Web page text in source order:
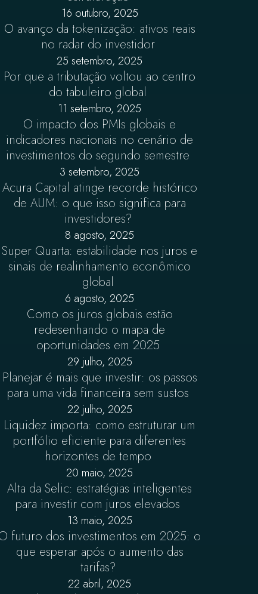
16 outubro, 2025
O avanço da tokenização: ativos reais
no radar do investidor
25 setembro, 2025
Por que a tributação voltou ao centro
do tabuleiro global
11 setembro, 2025
O impacto dos PMIs globais e
indicadores nacionais no cenário de
investimentos do segundo semestre
3 setembro, 2025
Acura Capital atinge recorde histórico
de AUM: o que isso significa para
investidores?
8 agosto, 2025
Super Quarta: estabilidade nos juros e
sinais de realinhamento econômico
global
6 agosto, 2025
Como os juros globais estão
redesenhando o mapa de
oportunidades em 2025
29 julho, 2025
Planejar é mais que investir: os passos
para uma vida financeira sem sustos
22 julho, 2025
Liquidez importa: como estruturar um
portfólio eficiente para diferentes
horizontes de tempo
20 maio, 2025
Alta da Selic: estratégias inteligentes
para investir com juros elevados
13 maio, 2025
futuro dos investimentos em 2025: o
que esperar após o aumento das
tarifas?
22 abril, 2025